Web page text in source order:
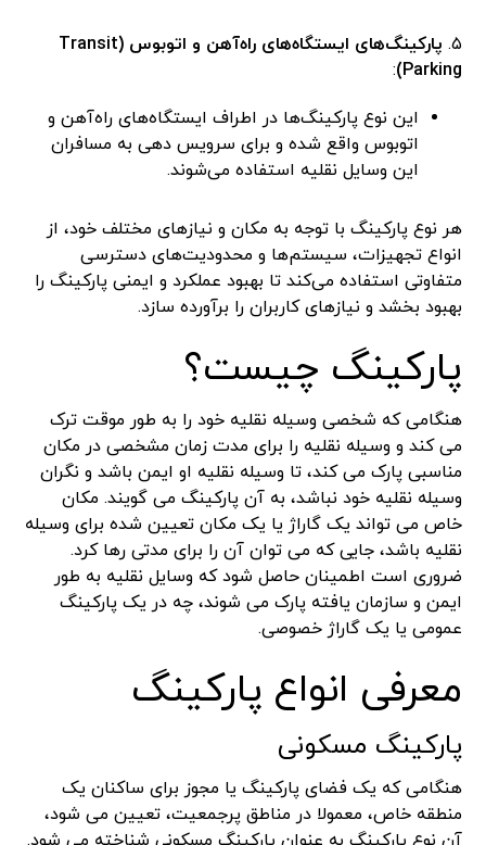
۵.
پارکینگ‌های ایستگاه‌های راه‌آهن و اتوبوس (Transit
Parking)
:
این نوع پارکینگ‌ها در اطراف ایستگاه‌های راه‌آهن و
اتوبوس واقع شده و برای سرویس دهی به مسافران
این وسایل نقلیه استفاده می‌شوند.
هر نوع پارکینگ با توجه به مکان و نیازهای مختلف خود، از
انواع تجهیزات، سیستم‌ها و محدودیت‌های دسترسی
متفاوتی استفاده می‌کند تا بهبود عملکرد و ایمنی پارکینگ را
بهبود بخشد و نیازهای کاربران را برآورده سازد.
پارکینگ چیست؟
هنگامی که شخصی وسیله نقلیه خود را به طور موقت ترک
می کند و وسیله نقلیه را برای مدت زمان مشخصی در مکان
مناسبی پارک می کند، تا وسیله نقلیه او ایمن باشد و نگران
وسیله نقلیه خود نباشد، به آن پارکینگ می گویند. مکان
خاص می تواند یک گاراژ یا یک مکان تعیین شده برای وسیله
نقلیه باشد، جایی که می توان آن را برای مدتی رها کرد.
ضروری است اطمینان حاصل شود که وسایل نقلیه به طور
ایمن و سازمان یافته پارک می شوند، چه در یک پارکینگ
عمومی یا یک گاراژ خصوصی.
معرفی انواع پارکینگ
پارکینگ مسکونی
هنگامی که یک فضای پارکینگ یا مجوز برای ساکنان یک
منطقه خاص، معمولا در مناطق پرجمعیت، تعیین می شود،